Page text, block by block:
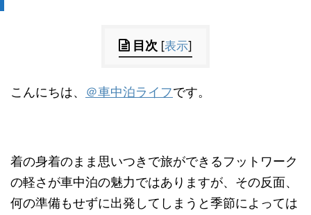
目次 [表示]
こんにちは、 ＠車中泊ライフです。
着の身着のまま思いつきで旅ができるフットワーク
の軽さが車中泊の魅力ではありますが、その反面、
何の準備もせずに出発してしまうと季節によっては